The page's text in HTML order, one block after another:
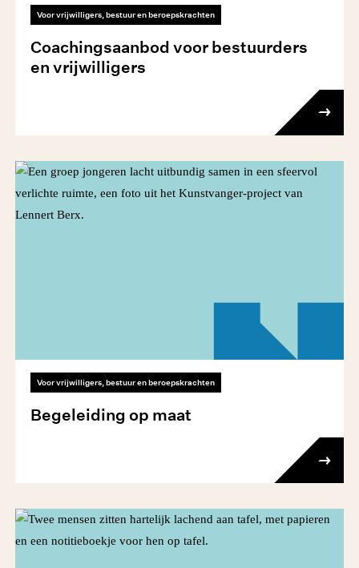
Voor vrijwilligers, bestuur en beroepskrachten
Coachingsaanbod voor bestuurders
en vrijwilligers
Voor vrijwilligers, bestuur en beroepskrachten
Begeleiding op maat